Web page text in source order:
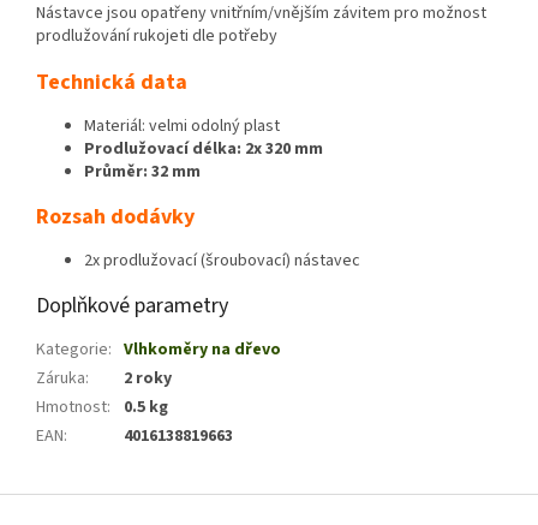
Nástavce jsou opatřeny vnitřním/vnějším závitem pro možnost
prodlužování rukojeti dle potřeby
Technická data
Materiál: velmi odolný plast
Prodlužovací délka: 2x 320 mm
Průměr: 32 mm
Rozsah dodávky
2x prodlužovací (šroubovací) nástavec
Doplňkové parametry
Kategorie: Vlhkoměry na dřevo
Záruka:
2 roky
Hmotnost:
0.5 kg
EAN: 4016138819663
Z